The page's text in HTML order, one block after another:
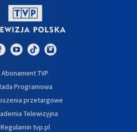
Abonament TVP
Programowa
przetargowe
Telewizyjna
Regulamin tvp.pl